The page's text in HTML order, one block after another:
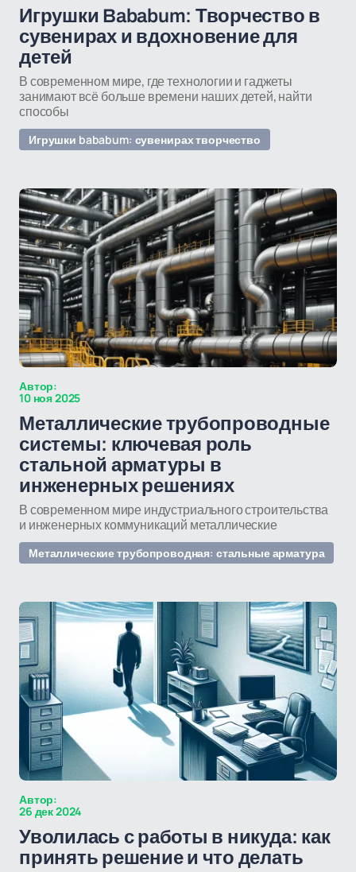
Игрушки Bababum: Творчество в
сувенирах и вдохновение для
детей
В современном мире, где технологии и гаджеты
занимают всё больше времени наших детей, найти
способы
Игрушки bababum: сувенирах творчество
Автор:
10 ноя 2025
Металлические трубопроводные
системы: ключевая роль
стальной арматуры в
инженерных решениях
В современном мире индустриального строительства
и инженерных коммуникаций металлические
Металлические трубопроводная: стальные арматура
Автор:
26 дек 2024
Уволилась с работы в никуда: как
принять решение и что делать